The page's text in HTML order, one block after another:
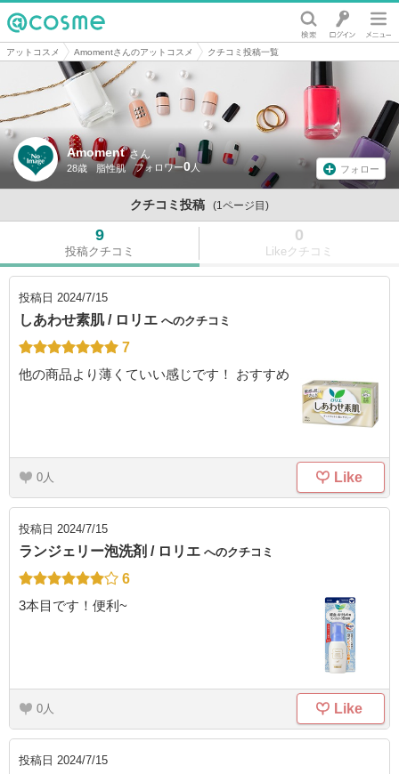
@cosme
アットコスメ Amomentさんのアットコスメ クチコミ投稿一覧
Amoment さん
28歳 脂性肌 0 フォロー
クチコミ投稿 (1ページ目)
9
投稿クチコミ
0
Likeクチコミ
投稿日 2024/7/15
しあわせ素肌 / ロリエ へのクチコミ
7
他の商品より薄くていい感じです！ おすすめ
0 Like
投稿日 2024/7/15
ランジェリー泡洗剤 / ロリエ へのクチコミ
6
3本目です！便利~
0 Like
投稿日 2024/7/15